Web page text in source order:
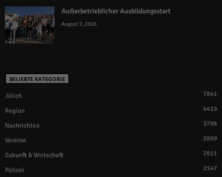
Außerbetrieblicher Ausbildungsstart
August 7, 2026
BELIEBTE KATEGORIE
Jülich 7841
Region 4419
Nachrichten 3798
Vereine 2899
Zukunft & Wirtschaft 2811
Polizei 2147